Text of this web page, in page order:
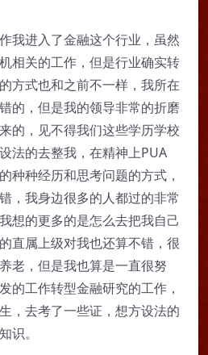
我进入了金融这个行业，虽然
相关的工作，但是行业确实转
方式也和之前不一样，我所在
的，但是我的领导非常的折磨
的，见不得我们这些学历学校
法的去整我，在精神上PUA
种种经历和思考问题的方式，
，我身边很多的人都过的非常
想的更多的是怎么去把我自己
直属上级对我也还算不错，很
老，但是我也算是一直很努
的工作转型金融研究的工作，
，去考了一些证，想方设法的
识。